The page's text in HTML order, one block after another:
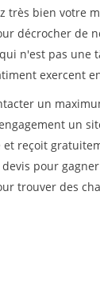
très bien votre
décrocher de
n'est pas
exercent
un
un
et reçoit
pour
trouver des